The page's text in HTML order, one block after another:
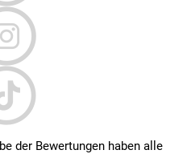
der Bewertungen haben alle